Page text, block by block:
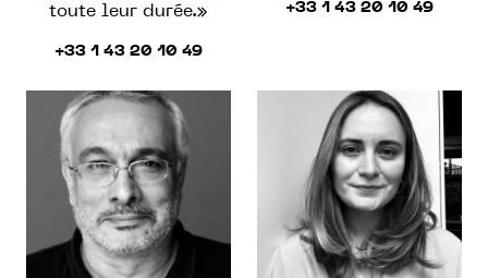
toute leur durée.»
+33 1 43 20 10 49
+33 1 43 20 10 49